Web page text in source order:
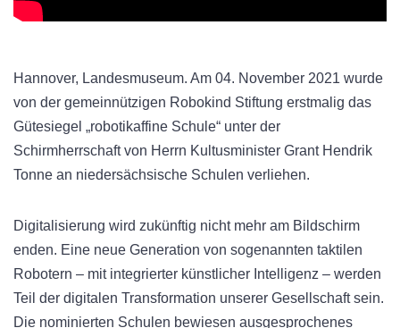
Hannover, Landesmuseum. Am 04. November 2021 wurde
von der gemeinnützigen Robokind Stiftung erstmalig das
Gütesiegel „robotikaffine Schule“ unter der
Schirmherrschaft von Herrn Kultusminister Grant Hendrik
Tonne an niedersächsische Schulen verliehen.
Digitalisierung wird zukünftig nicht mehr am Bildschirm
enden. Eine neue Generation von sogenannten taktilen
Robotern – mit integrierter künstlicher Intelligenz – werden
Teil der digitalen Transformation unserer Gesellschaft sein.
Die nominierten Schulen bewiesen ausgesprochenes